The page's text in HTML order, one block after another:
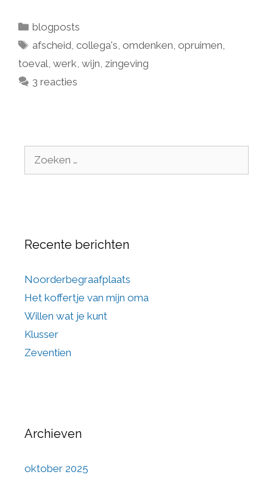
blogposts
afscheid,collega's,omdenken,opruimen,
toeval, werk, wijn, zingeving
3 reacties
Recente berichten
Noorderbegraafplaats
Het koffertje van mijn oma
Willen wat je kunt
Klusser
Zeventien
Archieven
oktober 2025